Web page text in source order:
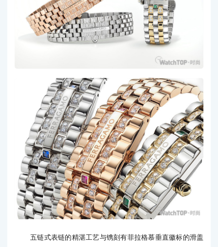
五链式表链的精湛工艺与镌刻有菲拉格慕垂直徽标的滑盖